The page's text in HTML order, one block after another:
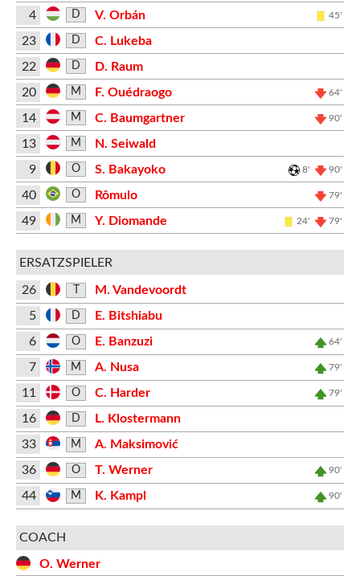
4
D V. Orbán 45'
23 D
C. Lukeba
22
D
D. Raum
20
M F. Ouédraogo 64'
14 M C. Baumgartner 90'
13 M
N. Seiwald
9
O S. Bakayoko 8' 90'
40 O Rômulo 79'
49 M Y. Diomande 24' 79'
ERSATZSPIELER
26
M. Vandevoordt
5
D
E. Bitshiabu
6
O E. Banzuzi 64'
7 M A. Nusa 79'
11 O C. Harder 79'
16 D
L. Klostermann
33
M
A. Maksimović
36
O T. Werner 90'
44 M K. Kampl 90'
COACH
O. Werner